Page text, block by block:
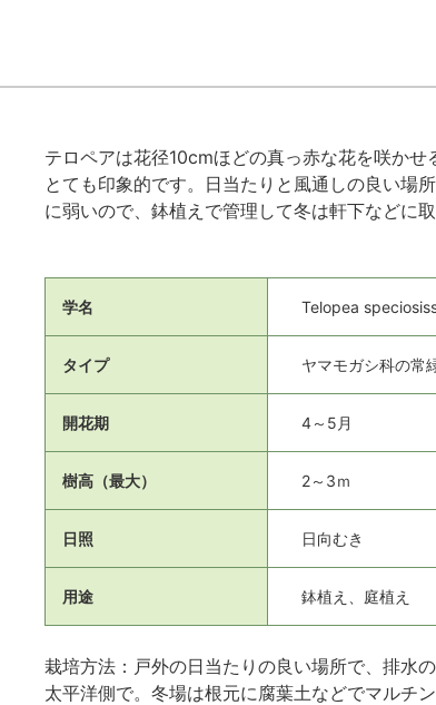
テロペアは花径10cmほどの真っ赤な花を咲か
とても印象的です。日当たりと風通しの良い場
に弱いので、鉢植えで管理して冬は軒下などに取
学名 Telopea
タイプ ヤマモガシ科の常
開花期 4～5月
樹高（最大） 2～3ｍ
日照 日向むき
用途 鉢植え、庭植え
栽培方法：戸外の日当たりの良い場所で、排水
太平洋側で。冬場は根元に腐葉土などでマルチ